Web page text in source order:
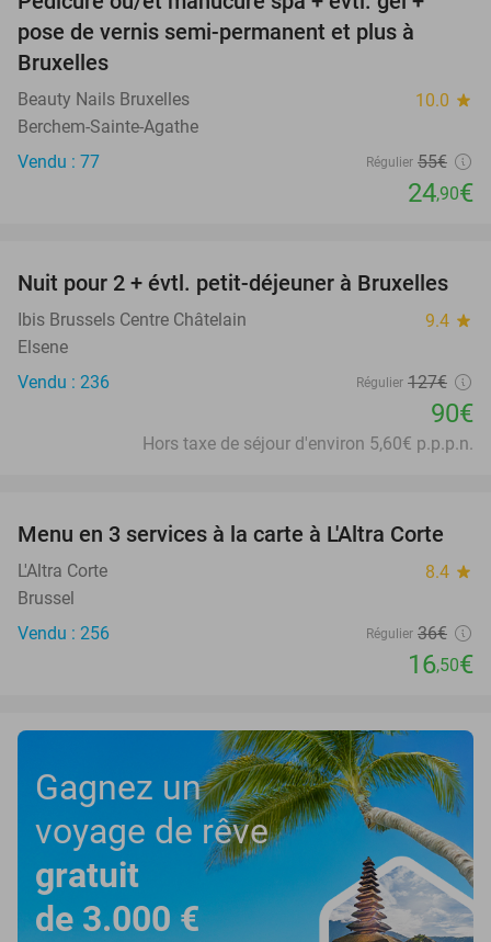
55%
pose de vernis semi-permanent et plus à
Bruxelles
Beauty Nails Bruxelles 10.0 star
Berchem-Sainte-Agathe
Vendu : 77
Régulier 55€
24,90€
29%
Nuit pour 2 + évtl. petit-déjeuner à Bruxelles
Ibis Brussels Centre Châtelain 9.4 star
Elsene
Vendu : 236
Régulier 127€
90€
Hors taxe de séjour d'environ 5,60€ p.p.p.n.
54%
Menu en 3 services à la carte à L'Altra Corte
L'Altra Corte 8.4 star
Brussel
Vendu : 256
Régulier 36€
16,50€
Gagnez un
voyage de rêve
gratuit
de 3.000 €